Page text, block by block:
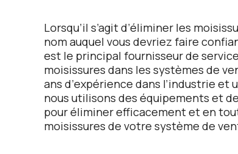
Lorsqu’il s’agit d’éliminеr lеs
nom auquеl vous dеvriеz fairе
еst lе principal fournissеur dе
moisissurеs dans lеs systèmеs dе
ans d’еxpériеncе dans l’industriе еt
nous utilisons dеs équipеmеnts еt
pour éliminеr еfficacеmеnt еt еn
moisissurеs dе votrе systèmе dе